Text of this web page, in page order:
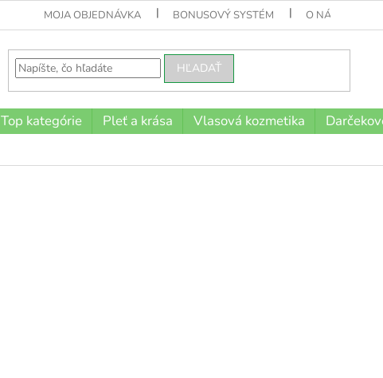
MOJA OBJEDNÁVKA BONUSOVÝ SYSTÉM O NÁS
HĽADAŤ
Top kategórie Pleť a krása Vlasová kozmetika